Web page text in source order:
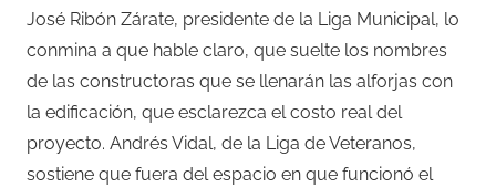
José Ribón Zárate, presidente de la Liga Municipal, lo
conmina a que hable claro, que suelte los nombres
de las constructoras que se llenarán las alforjas con
la edificación, que esclarezca el costo real del
proyecto. Andrés Vidal, de la Liga de Veteranos,
sostiene que fuera del espacio en que funcionó el